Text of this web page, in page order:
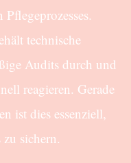
technische
Audits durch und
reagieren. Gerade
ist dies essenziell,
sichern.